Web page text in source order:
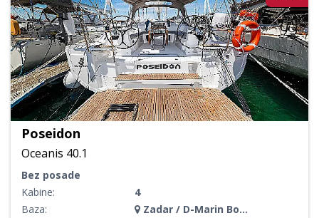
Poseidon
Oceanis 40.1
Bez posade
Kabine:
4
Baza:
Zadar / D-Marin Borik